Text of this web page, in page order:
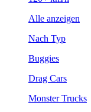
Alle anzeigen
Nach Typ
Buggies
Drag Cars
Monster Trucks